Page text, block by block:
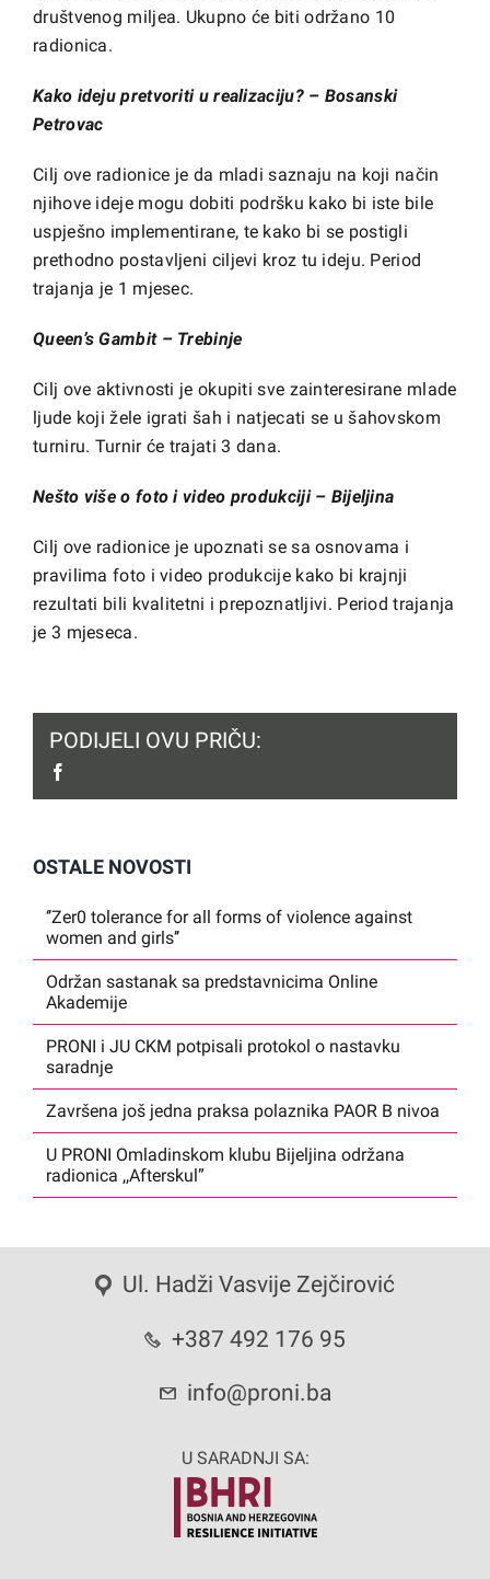
društvenog miljea. Ukupno će biti održano 10
radionica.
Kako ideju pretvoriti u realizaciju? – Bosanski
Petrovac
Cilj ove radionice je da mladi saznaju na koji način
njihove ideje mogu dobiti podršku kako bi iste bile
uspješno implementirane, te kako bi se postigli
prethodno postavljeni ciljevi kroz tu ideju. Period
trajanja je 1 mjesec.
Queen’s Gambit – Trebinje
Cilj ove aktivnosti je okupiti sve zainteresirane mlade
ljude koji žele igrati šah i natjecati se u šahovskom
turniru. Turnir će trajati 3 dana.
Nešto više o foto i video produkciji – Bijeljina
Cilj ove radionice je upoznati se sa osnovama i
pravilima foto i video produkcije kako bi krajnji
rezultati bili kvalitetni i prepoznatljivi. Period trajanja
je 3 mjeseca.
PODIJELI OVU PRIČU:
OSTALE NOVOSTI
‘’Zer0 tolerance for all forms of violence against
women and girls’’
Održan sastanak sa predstavnicima Online
Akademije
PRONI i JU CKM potpisali protokol o nastavku
saradnje
Završena još jedna praksa polaznika PAOR B nivoa
U PRONI Omladinskom klubu Bijeljina održana
radionica ,,Afterskul”
Ul. Hadži Vasvije Zejčirović
+387 492 176 95
info@proni.ba
U SARADNJI SA: